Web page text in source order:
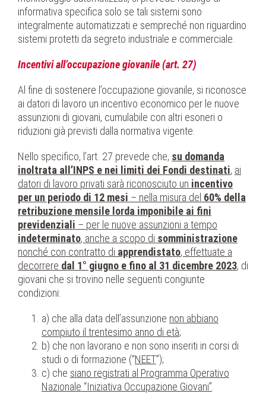
informativa specifica solo se tali sistemi sono
integralmente automatizzati e sempreché non riguardino
sistemi protetti da segreto industriale e commerciale.
Incentivi all’occupazione giovanile (art. 27)
Al fine di sostenere l’occupazione giovanile, si riconosce
ai datori di lavoro un incentivo economico per le nuove
assunzioni di giovani, cumulabile con altri esoneri o
riduzioni già previsti dalla normativa vigente.
Nello specifico, l’art. 27 prevede che, su domanda
inoltrata all’INPS e nei limiti dei Fondi destinati, ai
datori di lavoro privati sarà riconosciuto un incentivo
per un periodo di 12 mesi – nella misura del 60% della
retribuzione mensile lorda imponibile ai fini
previdenziali – per le nuove assunzioni a tempo
indeterminato, anche a scopo di somministrazione
nonché con contratto di apprendistato, effettuate a
decorrere dal 1° giugno e fino al 31 dicembre 2023, di
giovani che si trovino nelle seguenti congiunte
condizioni:
a) che alla data dell’assunzione non abbiano
compiuto il trentesimo anno di età;
b) che non lavorano e non sono inseriti in corsi di
studi o di formazione (“NEET”);
c) che siano registrati al Programma Operativo
Nazionale “Iniziativa Occupazione Giovani”.